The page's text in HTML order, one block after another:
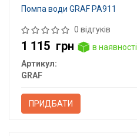
Помпа води GRAF PA911
0 відгуків
1 115 грн
в наявності
Артикул:
GRAF
ПРИДБАТИ